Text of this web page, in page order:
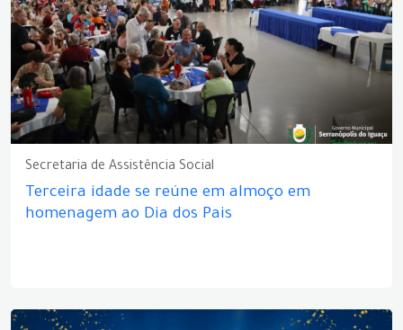
Secretaria de Assistência Social
Terceira idade se reúne em almoço em
homenagem ao Dia dos Pais